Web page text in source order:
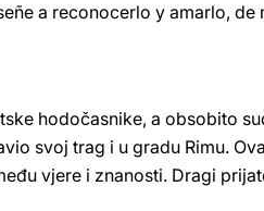
a reconocerlo y amarlo,
hodočasnike, a obsobito
svoj trag i u gradu Rimu.
vjere i znanosti. Dragi